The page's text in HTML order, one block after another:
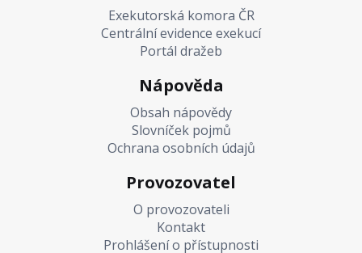
Exekutorská komora ČR
Centrální evidence exekucí
Portál dražeb
Nápověda
Obsah nápovědy
Slovníček pojmů
Ochrana osobních údajů
Provozovatel
O provozovateli
Kontakt
Prohlášení o přístupnosti